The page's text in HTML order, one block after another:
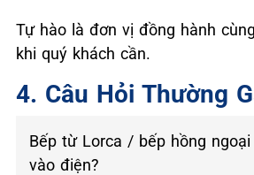
Tự hào là đơn vị đồng hành
khi quý khách cần.
4. Câu Hỏi Thường
Bếp từ Lorca / bếp hồng
vào điện?